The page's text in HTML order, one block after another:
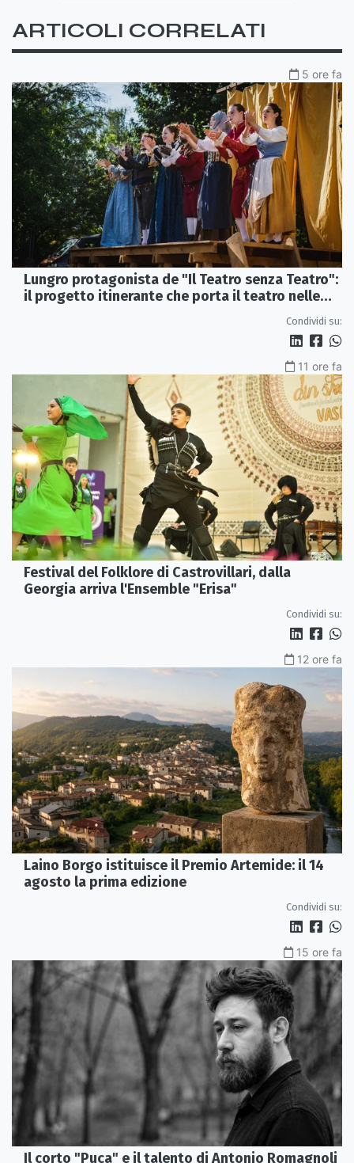
ARTICOLI CORRELATI
5 ore fa
Lungro protagonista de "Il Teatro senza Teatro":
il progetto itinerante che porta il teatro nelle
Condividi su:
11 ore fa
Festival del Folklore di Castrovillari, dalla
Georgia arriva l'Ensemble "Erisa"
Condividi su:
12 ore fa
Laino Borgo istituisce il Premio Artemide: il 14
agosto la prima edizione
Condividi su:
15 ore fa
Il corto "Puca" e il talento di Antonio Romagnoli